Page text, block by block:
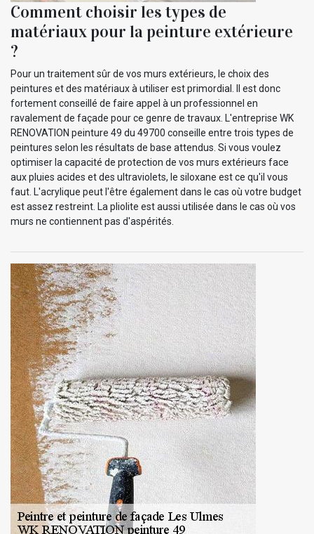
Comment choisir les types de
matériaux pour la peinture extérieure
?
Pour un traitement sûr de vos murs extérieurs, le choix des
peintures et des matériaux à utiliser est primordial. Il est donc
fortement conseillé de faire appel à un professionnel en
ravalement de façade pour ce genre de travaux. L'entreprise WK
RENOVATION peinture 49 du 49700 conseille entre trois types de
peintures selon les résultats de base attendus. Si vous voulez
optimiser la capacité de protection de vos murs extérieurs face
aux pluies acides et des ultraviolets, le siloxane est ce qu'il vous
faut. L'acrylique peut l'être également dans le cas où votre budget
est assez restreint. La pliolite est aussi utilisée dans le cas où vos
murs ne contiennent pas d'aspérités.